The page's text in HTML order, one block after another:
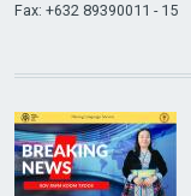
Fax: +632 89390011 - 15